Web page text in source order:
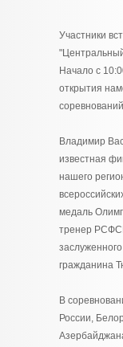
Участники
Начало с
открытия
Владимир
известная
нашего
медаль
тренер
гражданина
В
России,